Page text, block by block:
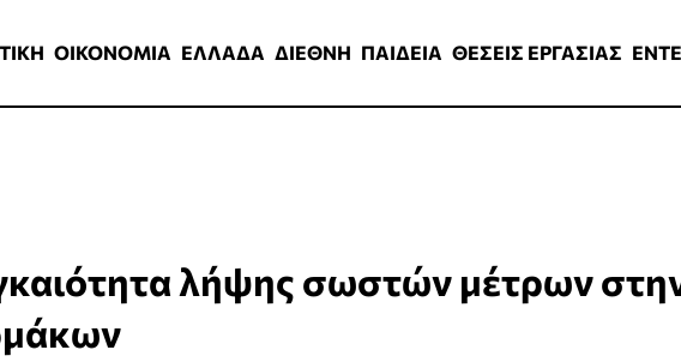
ΟΙΚΟΝΟΜΙΑ ΕΛΛΑΔΑ ΔΙΕΘΝΗ ΠΑΙΔΕΙΑ ΘΕΣΕΙΣ ΕΡΓΑΣΙΑΣ
λήψης σωστών μέτρων